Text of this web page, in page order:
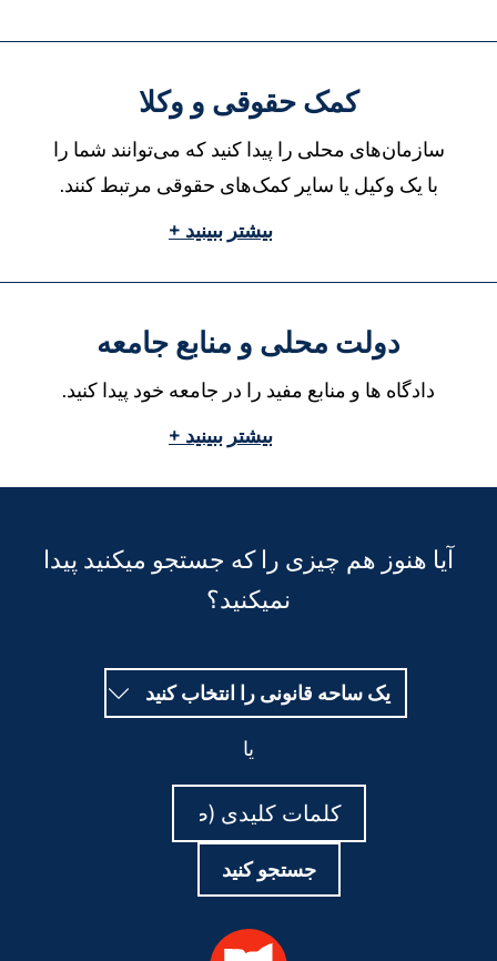
کمک حقوقی و وکلا
سازمان‌های محلی را پیدا کنید که می‌توانند شما را
با یک وکیل یا سایر کمک‌های حقوقی مرتبط کنند.
بیشتر ببینید +
دولت محلی و منابع جامعه
دادگاه ها و منابع مفید را در جامعه خود پیدا کنید.
بیشتر ببینید +
آیا هنوز هم چیزی را که جستجو میکنید پیدا
نمیکنید؟
یک ساحه قانونی را انتخاب کنید
جستجو کنید